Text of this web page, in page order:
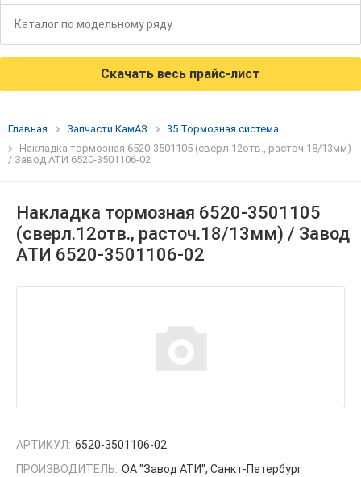
Каталог по модельному ряду
Скачать весь прайс-лист
Главная Запчасти КамАЗ
35.Тормозная система
Накладка тормозная 6520-3501105 (сверл.12отв., расточ.18/13мм)
/ Завод АТИ 6520-3501106-02
Накладка тормозная 6520-3501105
(сверл.12отв., расточ.18/13мм) / Завод
АТИ 6520-3501106-02
АРТИКУЛ: 6520-3501106-02
ПРОИЗВОДИТЕЛЬ: ОА "Завод АТИ", Санкт-Петербург